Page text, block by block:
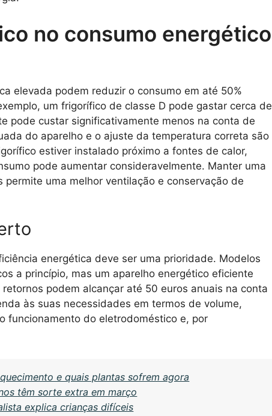
no consumo energético
elevada podem reduzir o consumo em até 50%
um frigorífico de classe D pode gastar cerca de
pode custar significativamente menos na conta de
do aparelho e o ajuste da temperatura correta são
estiver instalado próximo a fontes de calor,
pode aumentar consideravelmente. Manter uma
uma melhor ventilação e conservação de
energética deve ser uma prioridade. Modelos
a princípio, mas um aparelho energético eficiente
podem alcançar até 50 euros anuais na conta
às suas necessidades em termos de volume,
funcionamento do eletrodoméstico e, por
e quais plantas sofrem agora
têm sorte extra em março
explica crianças difíceis